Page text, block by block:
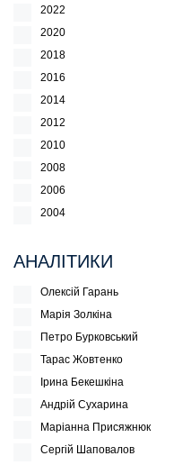
2022
2020
2018
2016
2014
2012
2010
2008
2006
2004
АНАЛІТИКИ
Олексій Гарань
Марія Золкіна
Петро Бурковський
Тарас Жовтенко
Ірина Бекешкіна
Андрій Сухарина
Маріанна Присяжнюк
Сергій Шаповалов